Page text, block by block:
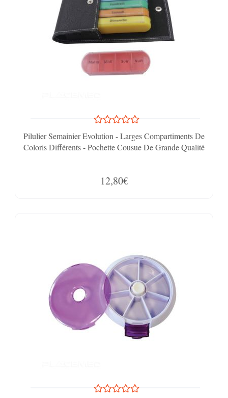
Pilulier Semainier Evolution - Larges Compartiments De
Coloris Différents - Pochette Cousue De Grande Qualité
12,80€